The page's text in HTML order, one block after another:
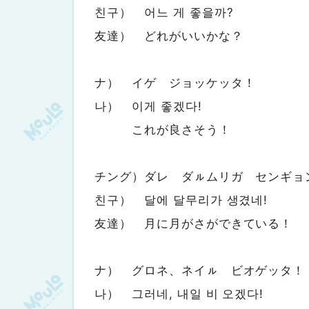
친구） 어느 게 좋을까?
友達） どれがいいかな？
ナ） イゲ ジョッケッタ！
나） 이게 좋겠다!
これが良さそう！
チング）ダレ ダㇽムリガ センギョ
친구） 달에 달무리가 생겼네!
友達） 月に月がさができている！
ナ） グロネ、ネイㇽ ビオゲッタ！
나） 그러네, 내일 비 오겠다!